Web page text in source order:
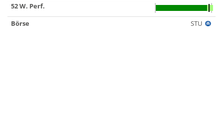
52 W. Perf.
Börse
STU